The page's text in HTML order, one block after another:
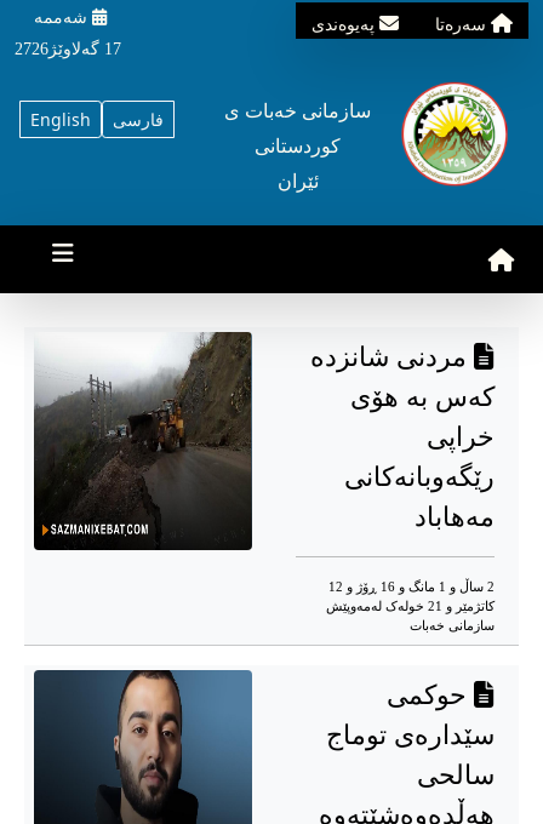
سه‌ره‌تا په‌یوه‌ندی
شه‌ممه‌
17 گه‌لاوێژ2726
English فارسی
سازمانی خه‌بات ی
کوردستانی
ئێران
مردنی شانزدە
کەس بە هۆی
خراپی
رێگەوبانەکانی
مەهاباد
2 ساڵ و 1 مانگ و 16 ڕۆژ و 12
کاتژمێر و 21 خوله‌ک له‌مه‌وپێش‌
سازمانی خەبات
حوکمی
سێدارەی توماج
سالحی
هەڵدەوەشێتەوە